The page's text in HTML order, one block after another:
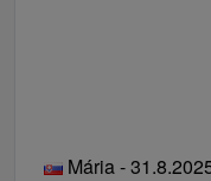
Mária -